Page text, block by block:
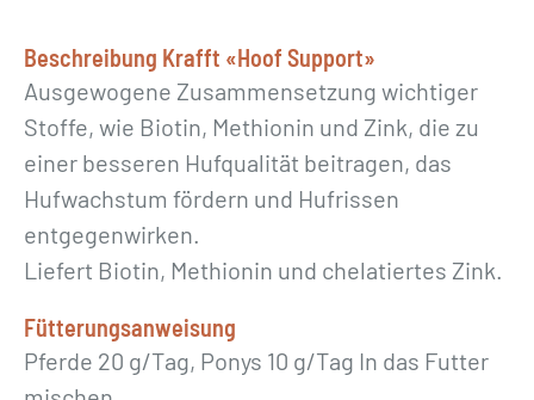
o
r
t
M
n
e
Beschreibung Krafft «Hoof Support»
Ausgewogene Zusammensetzung wichtiger
Stoffe, wie Biotin, Methionin und Zink, die zu
einer besseren Hufqualität beitragen, das
Hufwachstum fördern und Hufrissen
entgegenwirken.
Liefert Biotin, Methionin und chelatiertes Zink.
Fütterungsanweisung
Pferde 20 g/Tag, Ponys 10 g/Tag In das Futter